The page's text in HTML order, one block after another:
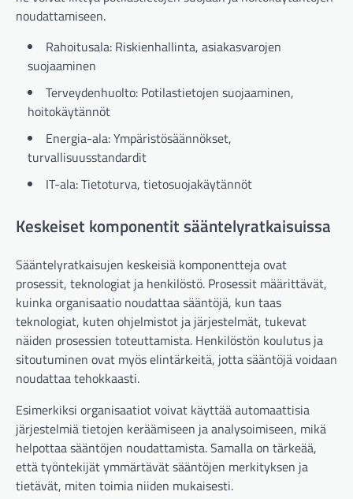
noudattamiseen.
Rahoitusala: Riskienhallinta, asiakasvarojen
suojaaminen
Terveydenhuolto: Potilastietojen suojaaminen,
hoitokäytännöt
Energia-ala: Ympäristösäännökset,
turvallisuusstandardit
IT-ala: Tietoturva, tietosuojakäytännöt
Keskeiset komponentit sääntelyratkaisuissa
Sääntelyratkaisujen keskeisiä komponentteja ovat
prosessit, teknologiat ja henkilöstö. Prosessit määrittävät,
kuinka organisaatio noudattaa sääntöjä, kun taas
teknologiat, kuten ohjelmistot ja järjestelmät, tukevat
näiden prosessien toteuttamista. Henkilöstön koulutus ja
sitoutuminen ovat myös elintärkeitä, jotta sääntöjä voidaan
noudattaa tehokkaasti.
Esimerkiksi organisaatiot voivat käyttää automaattisia
järjestelmiä tietojen keräämiseen ja analysoimiseen, mikä
helpottaa sääntöjen noudattamista. Samalla on tärkeää,
että työntekijät ymmärtävät sääntöjen merkityksen ja
tietävät, miten toimia niiden mukaisesti.